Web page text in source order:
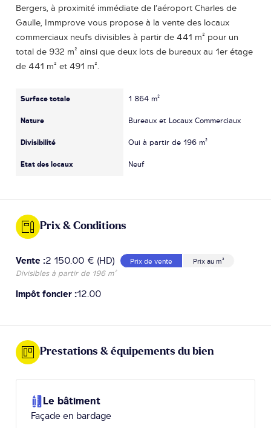
Bergers, à proximité immédiate de l’aéroport Charles de
Gaulle, Immprove vous propose à la vente des locaux
commerciaux neufs divisibles à partir de 441 m² pour un
total de 932 m² ainsi que deux lots de bureaux au 1er étage
de 441 m² et 491 m².
Surface totale
Nature
Divisibilité
Etat des locaux
1 864 m²
Bureaux et Locaux Commerciaux
Oui à partir de 196 m²
Neuf
Prix & Conditions
Vente :2 150.00 € (HD) Prix de vente Prix au m²
Divisibles à partir de 196 m²
Impôt foncier :12.00
Prestations & équipements du bien
Le bâtiment
Façade en bardage